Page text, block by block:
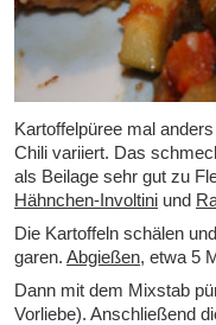
Kartoffelpüree mal
Chili variiert. Das
als Beilage sehr gut zu
Hähnchen-Involtini und
Die Kartoffeln schälen
garen. Abgießen, etwa 5
Dann mit dem Mixstab
Vorliebe). Anschließend